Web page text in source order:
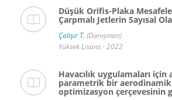
Düşük Orifis-Plaka
Çarpmalı Jetlerin Sayısal
Çalışır T. (Danışman)
Yüksek Lisans - 2022
Havacılık uygulamaları için
parametrik bir
optimizasyon çerçevesinin